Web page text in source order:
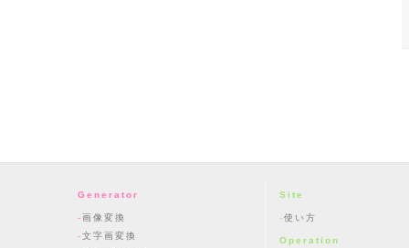
Generator
画像変換
文字画変換
Site
使い方
Operation